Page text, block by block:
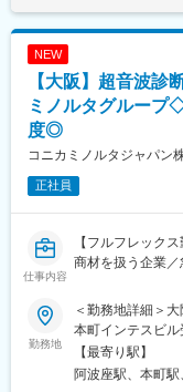
・OJT研修(社後
・継続研修：週
アップを図ってい
成されています。
自治体向け文書
■キャリア
5年後:西日本エ
的なビジネス展
・公共領域の社
公共における業務
接寄与する事が
貢献も実感できま
・新しい組織のネ
NEW
【大阪】超音波
ミノルタグルー
度◎
コニカミノルタジャパン
正社員
仕事内容
【フルフレック
商材を扱う企業
クリティカルケ
品を提案し、医師
品提案のみなら
り、顧客から信
きます。
勤務地
＜勤務地詳細＞
本町インテスビ
の範囲：会社の
【最寄り駅】
阿波座駅、本町